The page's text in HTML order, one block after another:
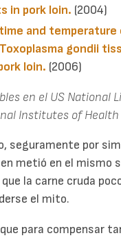
in pork loin. (2004)
and temperature
gondii
loin. (2006)
en el US National
Institutes of Health
seguramente por
metió en el mismo
la carne cruda
el mito.
para compensar